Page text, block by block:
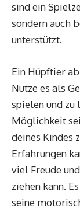
sind ein
sondern auch
unterstützt.
Ein Hüpftier
Nutze es als
spielen und zu
Möglichkeit
deines Kindes
Erfahrungen
viel Freude
ziehen kann.
seine